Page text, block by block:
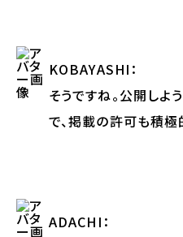
KOBAYASHI ：
そうですね。公開しよ
で、掲載の許可も積極
ADACHI ：